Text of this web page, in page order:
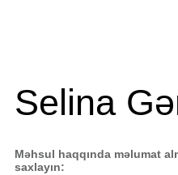
Selina
Məhsul haqqında məlumat
saxlayın: